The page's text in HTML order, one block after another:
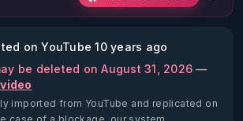
on YouTube 10 years ago
be deleted on August 31, 2026 —
imported from YouTube and replicated on